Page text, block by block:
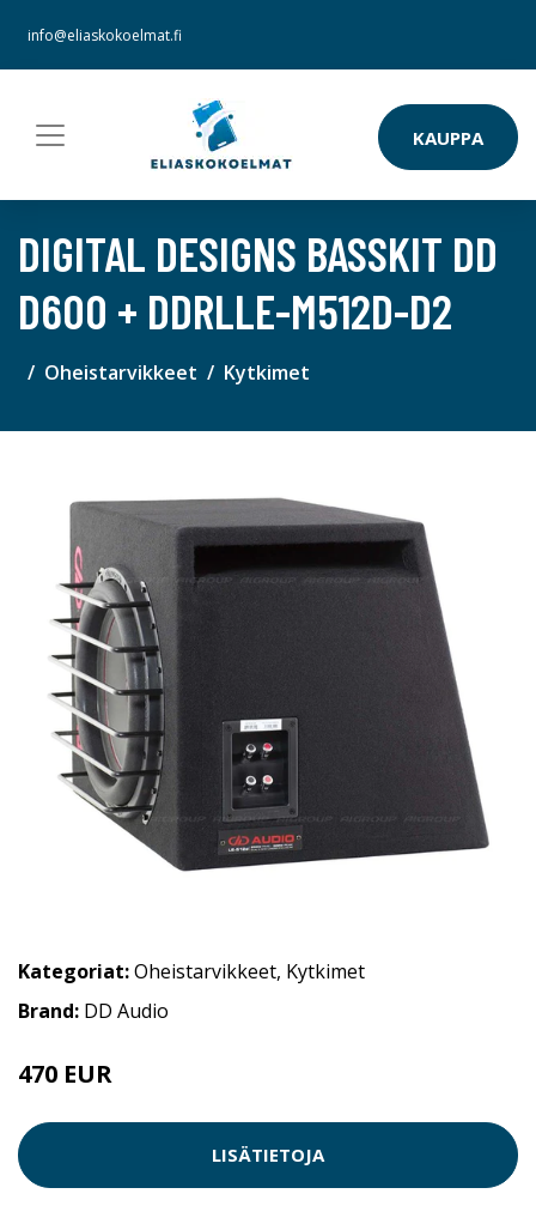
info@eliaskokoelmat.fi
KAUPPA
DIGITAL DESIGNS BASSKIT DD
D600 + DDRLLE-M512D-D2
Oheistarvikkeet Kytkimet
Kategoriat:Oheistarvikkeet, Kytkimet
Brand: DD Audio
470 EUR
LISÄTIETOJA